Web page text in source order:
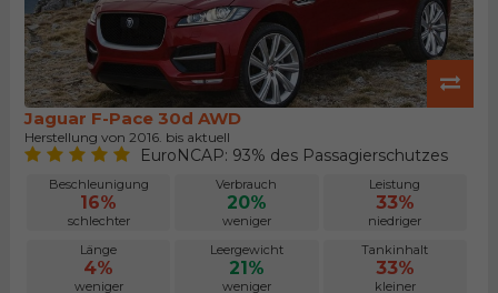
Jaguar F-Pace 30d AWD
Herstellung von 2016. bis aktuell
EuroNCAP: 93% des Passagierschutzes
Beschleunigung
16%
schlechter
Verbrauch
20%
weniger
Leistung
33%
niedriger
Länge
4%
weniger
Leergewicht
21%
weniger
Tankinhalt
33%
kleiner